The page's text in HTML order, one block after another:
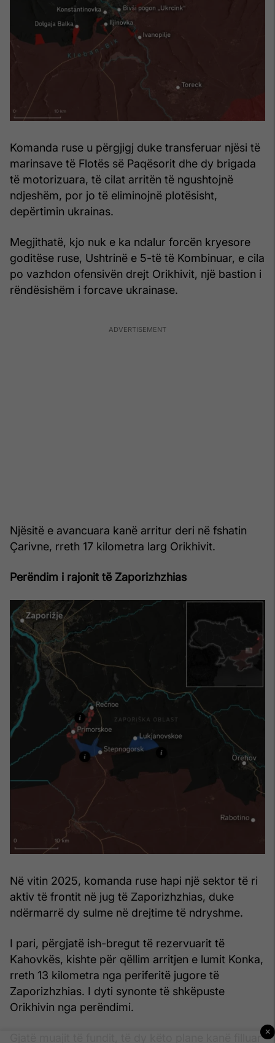
Komanda ruse u përgjigj duke transferuar njësi të
marinsave të Flotës së Paqësorit dhe dy brigada
të motorizuara, të cilat arritën të ngushtojnë
ndjeshëm, por jo të eliminojnë plotësisht,
depërtimin ukrainas.
Megjithatë, kjo nuk e ka ndalur forcën kryesore
goditëse ruse, Ushtrinë e 5-të të Kombinuar, e cila
po vazhdon ofensivën drejt Orikhivit, një bastion i
rëndësishëm i forcave ukrainase.
Njësitë e avancuara kanë arritur deri në fshatin
Çarivne, rreth 17 kilometra larg Orikhivit.
Perëndim i rajonit të Zaporizhzhias
Në vitin 2025, komanda ruse hapi një sektor të ri
aktiv të frontit në jug të Zaporizhzhias, duke
ndërmarrë dy sulme në drejtime të ndryshme.
I pari, përgjatë ish-bregut të rezervuarit të
Kahovkës, kishte për qëllim arritjen e lumit Konka,
rreth 13 kilometra nga periferitë jugore të
Zaporizhzhias. I dyti synonte të shkëpuste
Orikhivin nga perëndimi.
Gjatë muajit të fundit, të dy këto plane kanë filluar ×